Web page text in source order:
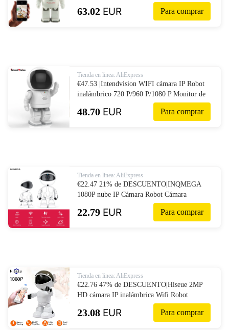
vivo en el teléfono móvil, utilizado para casa,
oficina, canguro-in Cámaras de vigilancia
63.02 EUR Para comprar
Tienda en linea: AliExpress
€47.53 |Intendvision WIFI cámara IP Robot
inalámbrico 720 P/960 P/1080 P Monitor de
bebé de dos vías de Audio de lazo registro de
alarma IR cámara de seguridad IDJQR-in
48.70 EUR Para comprar
Tienda en linea: AliExpress
€22.47 21% de DESCUENTO|INQMEGA
1080P nube IP Cámara Robot Cámara
inteligente Wi fi Robot Cámara hogar
seguridad cámara inalámbrica CCTV-in
22.79 EUR Para comprar
Tienda en linea: AliExpress
€22.76 47% de DESCUENTO|Hiseue 2MP
HD cámara IP inalámbrica Wifi Robot
Cámara 1080P Wifi cámara de visión
nocturna cámara de red IP CCTV audio
23.08 EUR Para comprar